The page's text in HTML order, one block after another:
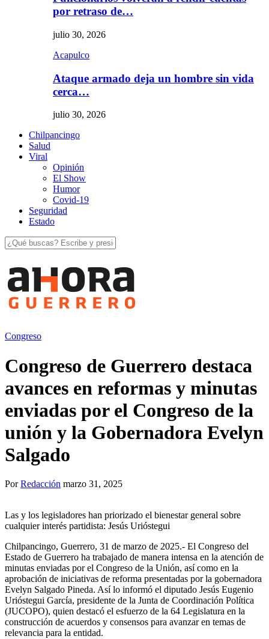
por retraso de…
julio 30, 2026
Acapulco
Ataque armado deja un hombre sin vida
cerca…
julio 30, 2026
Chilpancingo
Salud
Viral
Opinión
El Show
Humor
Covid-19
Seguridad
Estado
Congreso
Congreso de Guerrero destaca
avances en reformas y minutas
enviadas por el Congreso de la
unión y la Gobernadora Evelyn
Salgado
PorRedacción marzo 31, 2025
Las y los legisladores han priorizado el bienestar general sobre
cualquier interés partidista: Jesús Urióstegui
Chilpancingo, Guerrero, 31 de marzo de 2025.- El Congreso del
Estado de Guerrero ha trabajado de manera intensa en la atención de
minutas enviadas por el Congreso de la Unión, así como en la
aprobación de iniciativas de reforma presentadas por la gobernadora
Evelyn Salgado Pineda. Así lo informó el diputado Jesús Eugenio
Urióstegui García, presidente de la Junta de Coordinación Política
(JUCOPO), quien destacó el esfuerzo de la 64 Legislatura en la
construcción de acuerdos y consensos para avanzar en temas de
relevancia para la entidad.